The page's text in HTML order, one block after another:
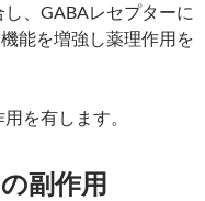
、GABAレセプターに
能を増強し薬理作用を
を有します。
副作用